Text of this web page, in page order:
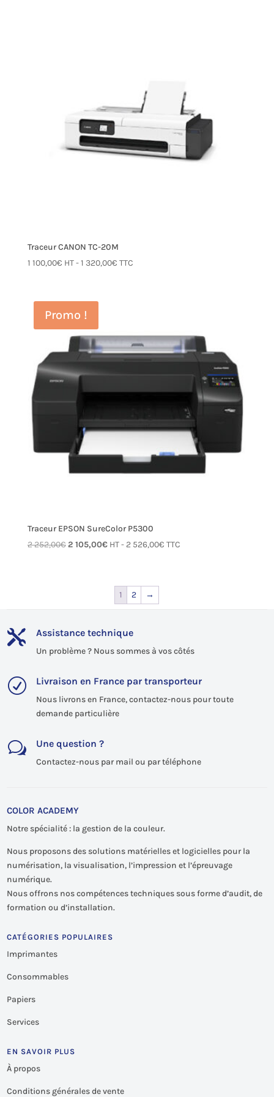
Traceur CANON TC-20M
1 100,00€ HT -1 320,00€ TTC
Promo !
Traceur EPSON SureColor P5300
2 252,00€ Le
2 105,00€Le
est :
2 105,00€.
HT - 2 526,00€ TTC
1 2 →
 Assistance technique
Un problème ? Nous sommes à vos côtés
R Livraison en France par transporteur
Nous livrons en France, contactez-nous pour toute
demande particulière
w Une question ?
Contactez-nous par mail ou par téléphone
COLOR ACADEMY
Notre spécialité : la gestion de la couleur.
Nous proposons des solutions matérielles et logicielles pour la
numérisation, la visualisation, l’impression et l’épreuvage
numérique.
Nous offrons nos compétences techniques sous forme d’audit, de
formation ou d’installation.
CATÉGORIES POPULAIRES
Imprimantes
Consommables
Papiers
Services
EN SAVOIR PLUS
À propos
Conditions générales de vente